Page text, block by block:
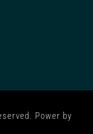
Power by